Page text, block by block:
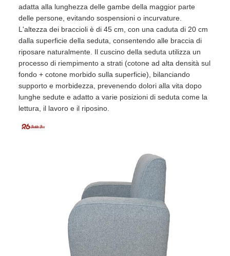
adatta alla lunghezza delle gambe della maggior parte
delle persone, evitando sospensioni o incurvature.
L'altezza dei braccioli è di 45 cm, con una caduta di 20 cm
dalla superficie della seduta, consentendo alle braccia di
riposare naturalmente. Il cuscino della seduta utilizza un
processo di riempimento a strati (cotone ad alta densità sul
fondo + cotone morbido sulla superficie), bilanciando
supporto e morbidezza, prevenendo dolori alla vita dopo
lunghe sedute e adatto a varie posizioni di seduta come la
lettura, il lavoro e il riposino.